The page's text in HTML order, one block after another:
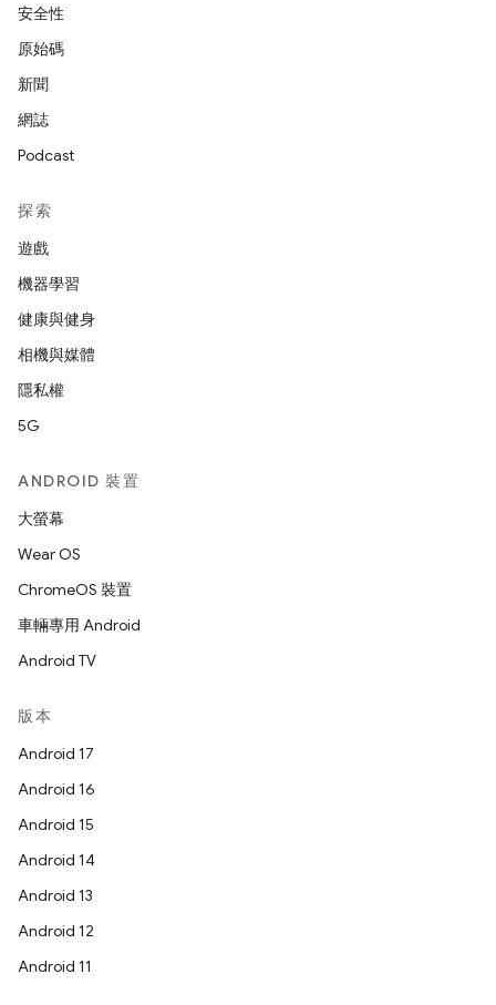
安全性
原始碼
新聞
網誌
Podcast
探索
遊戲
機器學習
健康與健身
相機與媒體
隱私權
5G
ANDROID 裝置
大螢幕
Wear OS
ChromeOS 裝置
車輛專用 Android
Android TV
版本
Android 17
Android 16
Android 15
Android 14
Android 13
Android 12
Android 11